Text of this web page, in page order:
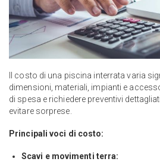
Il costo di una piscina interrata varia
dimensioni, materiali, impianti e
di spesa e richiedere preventivi
evitare sorprese.
Principali voci di costo:
Scavi e movimenti terra: